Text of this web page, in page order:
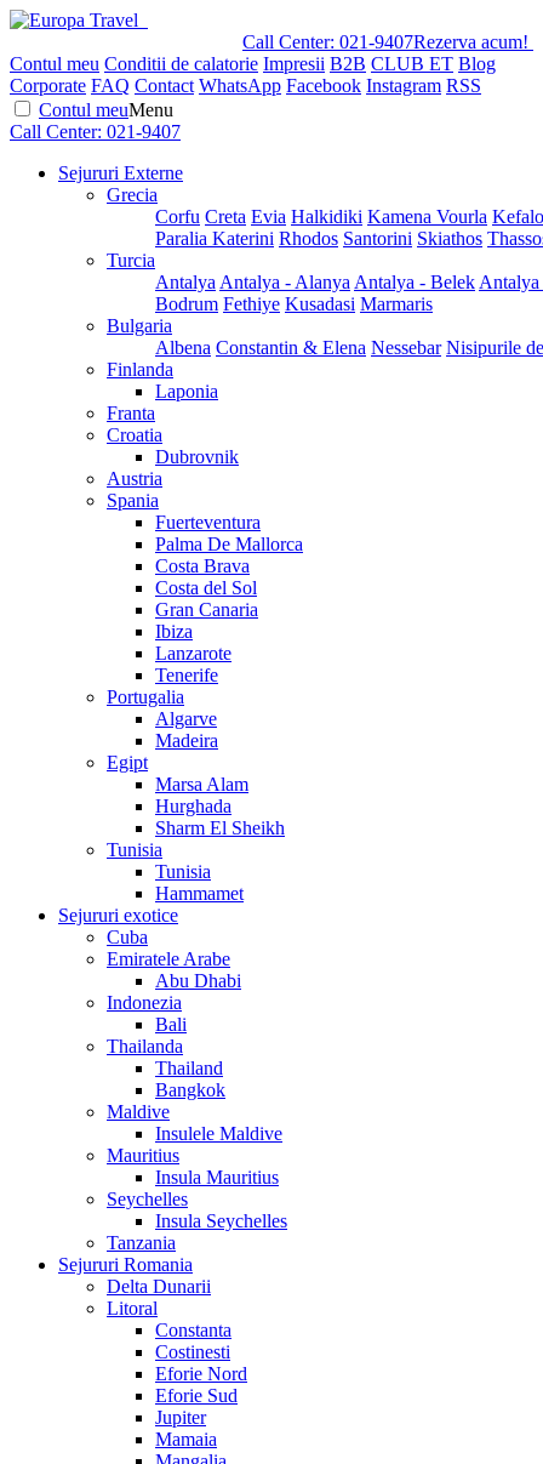
Call Center: 021-9407Rezerva acum!
Contul meu Conditii de calatorie Impresii B2B CLUB ET Blog
Corporate FAQ Contact WhatsApp Facebook Instagram RSS
Contul meuMenu
Call Center: 021-9407
Sejururi Externe
Grecia
Corfu Creta Evia Halkidiki Kamena Vourla
Paralia Katerini Rhodos Santorini Skiathos
Turcia
Antalya Antalya - Alanya Antalya - Belek
Bodrum Fethiye Kusadasi Marmaris
Bulgaria
Albena Constantin & Elena Nessebar Nisipurile
Finlanda
Laponia
Franta
Croatia
Dubrovnik
Austria
Spania
Fuerteventura
Palma De Mallorca
Costa Brava
Costa del Sol
Gran Canaria
Ibiza
Lanzarote
Tenerife
Portugalia
Algarve
Madeira
Egipt
Marsa Alam
Hurghada
Sharm El Sheikh
Tunisia
Tunisia
Hammamet
Sejururi exotice
Cuba
Emiratele Arabe
Abu Dhabi
Indonezia
Bali
Thailanda
Thailand
Bangkok
Maldive
Insulele Maldive
Mauritius
Insula Mauritius
Seychelles
Insula Seychelles
Tanzania
Sejururi Romania
Delta Dunarii
Litoral
Constanta
Costinesti
Eforie Nord
Eforie Sud
Jupiter
Mamaia